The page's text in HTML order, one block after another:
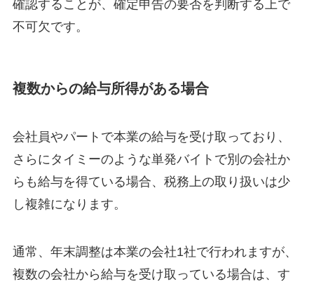
確認することが、確定申告の要否を判断する上で
不可欠です。
複数からの給与所得がある場合
会社員やパートで本業の給与を受け取っており、
さらにタイミーのような単発バイトで別の会社か
らも給与を得ている場合、税務上の取り扱いは少
し複雑になります。
通常、年末調整は本業の会社1社で行われますが、
複数の会社から給与を受け取っている場合は、す